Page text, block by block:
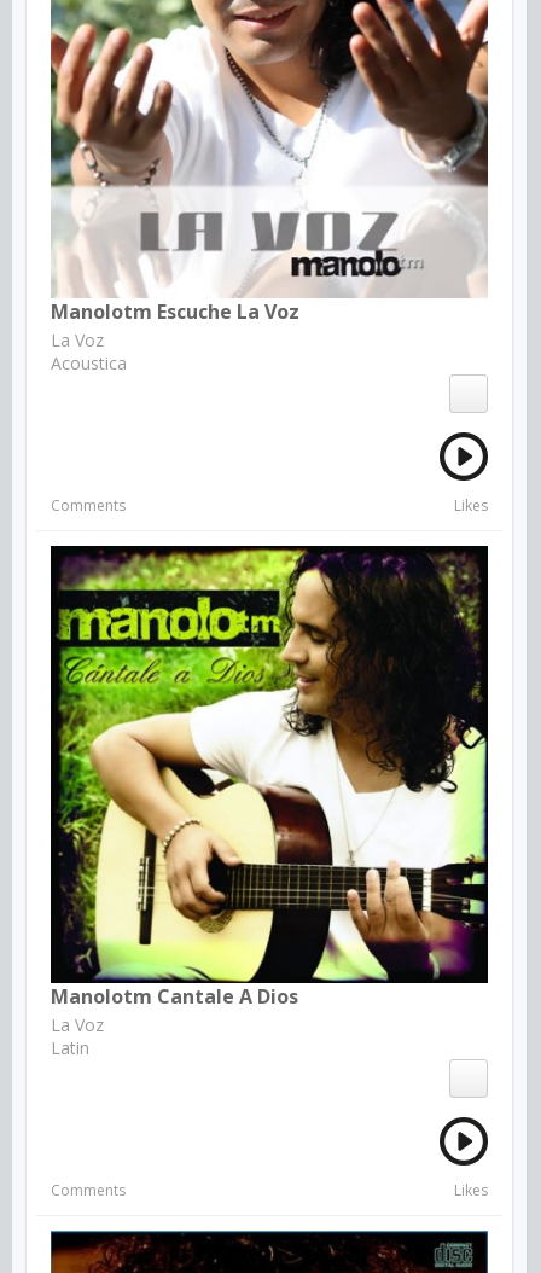
Manolotm Escuche La Voz
La Voz
Acoustica
Comments Likes
Manolotm Cantale A Dios
La Voz
Latin
Comments Likes